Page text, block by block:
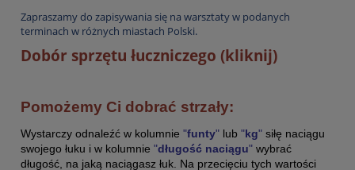
Zapraszamy do zapisywania się na warsztaty w podanych
terminach w różnych miastach Polski.
Dobór sprzętu łuczniczego (kliknij)
Pomożemy Ci dobrać strzały:
Wystarczy odnaleźć w kolumnie "funty" lub "kg" siłę naciągu
swojego łuku i w kolumnie "długość naciągu" wybrać
długość, na jaką naciągasz łuk. Na przecięciu tych wartości